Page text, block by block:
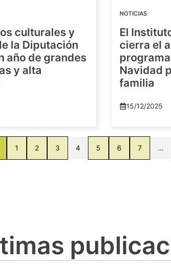
culturales y
la Diputación
año de grandes
y alta
NOTICIAS
El
cierra el
Navidad
familia
15/12/2025
1 2 3 4 5 6 7 …